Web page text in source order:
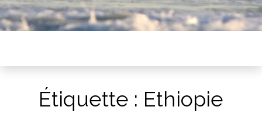
Étiquette : Ethiopie